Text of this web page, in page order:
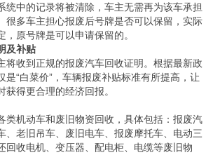
统中的记录将被清除，车主无需再为该车承担
很多车主担心报废后号牌是否可以保留，实际
，原号牌是可以申请保留的。
及补贴
将收到正规的报废汽车回收证明。根据最新政
是“白菜价”，车辆报废补贴标准有所提高，让
得更合理的经济回报。
类机动车和废旧物资回收，具体包括：报废汽
、老旧吊车、废旧电车、报废摩托车、电动三
回收电机、变压器、配电柜、电缆等废旧物